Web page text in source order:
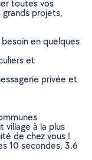
toutes vos
projets,
en quelques
et
privée et
village à la plus
de chez vous !
10 secondes, 3.6